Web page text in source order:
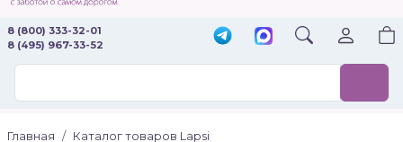
8 (800) 333-32-01
8 (495) 967-33-52
Главная
Каталог товаров Lapsi